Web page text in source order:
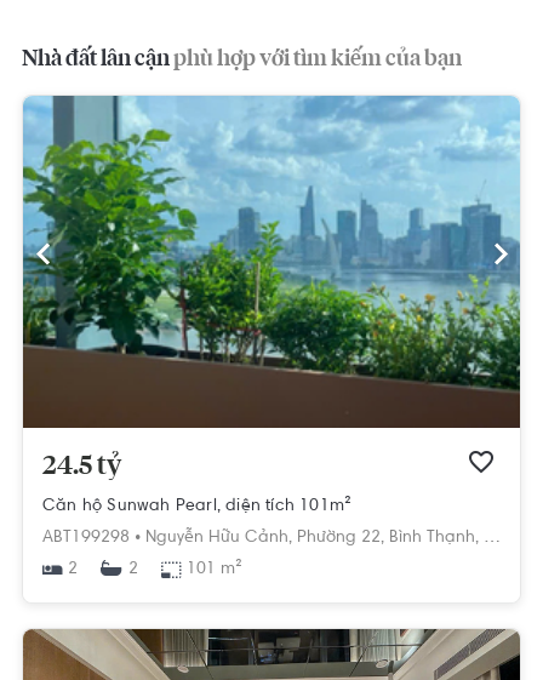
Nhà đất lân cậnphù hợp với tìm kiếm của bạn
24.5 tỷ
Căn hộ Sunwah Pearl, diện tích 101m²
ABT199298 • Nguyễn Hữu Cảnh, Phường 22, Bình Thạnh, Hồ Chí
2
2 101 m²